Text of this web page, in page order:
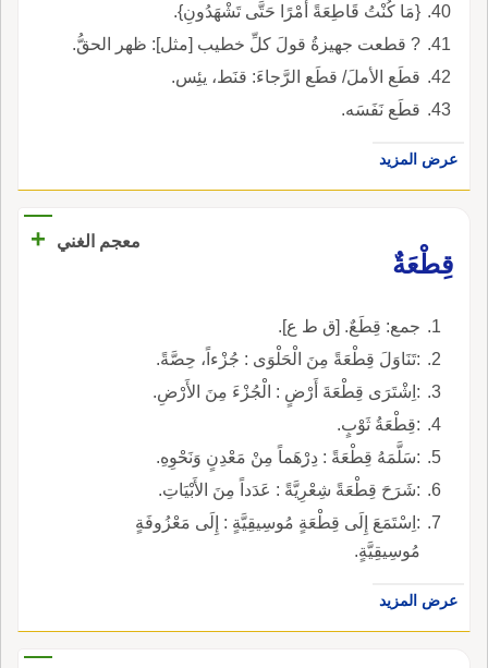
{مَا كُنْتُ قَاطِعَةً أَمْرًا حَتَّى تَشْهَدُونِ}.
? قطعت جهيزةُ قولَ كلِّ خطيب [مثل]: ظهر الحقُّ.
قطَع الأملَ/ قطَع الرَّجاءَ: قنَط، يئِس.
قطَع نَفَسَه.
عرض المزيد
معجم الغني
+
قِطْعَةٌ
جمع: قِطَعٌ. [ق ط ع].
:تَنَاوَلَ قِطْعَةً مِنَ الْحَلْوَى : جُزْءاً، حِصَّةً.
:اِشْتَرَى قِطْعَةَ أَرْضٍ : الْجُزْءَ مِنَ الأَرْضِ.
:قِطْعَةُ ثَوْبٍ.
:سَلَّمَهُ قِطْعَةً : دِرْهَماً مِنْ مَعْدِنٍ وَنَحْوِهِ.
:شَرَحَ قِطْعَةً شِعْرِيَّةً : عَدَداً مِنَ الأَبْيَاتِ.
:اِسْتَمَعَ إِلَى قِطْعَةٍ مُوسِيقِيَّةٍ : إِلَى مَعْزُوفَةٍ
مُوسِيقِيَّةٍ.
عرض المزيد